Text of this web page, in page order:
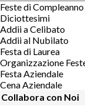
Feste di Compleanno
Diciottesimi
Addii a Celibato
Addii al Nubilato
Festa di Laurea
Organizzazione
Festa Aziendale
Cena Aziendale
Collabora con Noi